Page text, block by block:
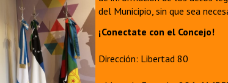
del Municipio, sin que sea
¡Conectate con el Concejo!
Dirección: Libertad 80